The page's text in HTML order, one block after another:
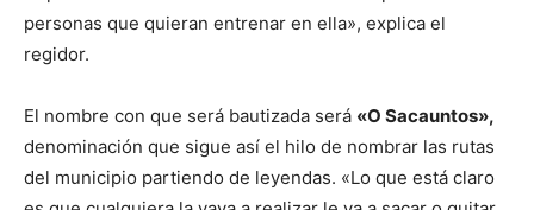
personas que quieran entrenar en ella», explica el
regidor.
El nombre con que será bautizada será «O Sacauntos»,
denominación que sigue así el hilo de nombrar las rutas
del municipio partiendo de leyendas. «Lo que está claro